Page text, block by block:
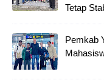
Tetap
Pemkab